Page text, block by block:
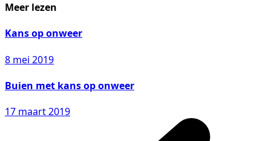
Meer lezen
Kans op onweer
8 mei 2019
Buien met kans op onweer
17 maart 2019